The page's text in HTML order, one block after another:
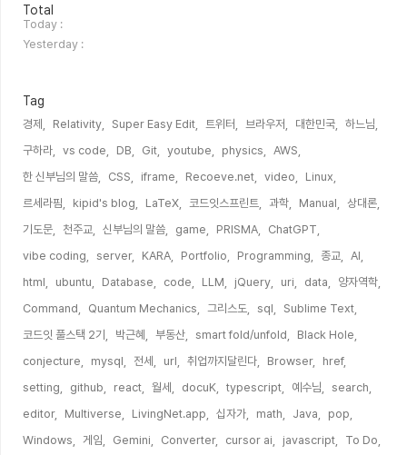
방
문
자
수
Total
Today :
Yesterday :
Tag
경제, Relativity, Super Easy Edit, 트위터, 브라우저, 대한민국,
하느님,
구하라,
vs code, DB, Git, youtube, physics,
AWS,
한 신부님의 말씀,
CSS, iframe, Recoeve.net, video,
Linux,
르세라핌,
kipid's blog, LaTeX, 코드잇스프린트, 과학, Manual,
상대론,
기도문,
천주교, 신부님의 말씀, game, PRISMA,
ChatGPT,
vibe coding,
server, KARA, Portfolio, Programming, 종교,
AI,
html,
ubuntu, Database, code, LLM, jQuery, uri, data,
양자역학,
Command,
Quantum Mechanics, 그리스도, sql,
Sublime Text,
코드잇 풀스택 2기,
박근혜, 부동산, smart fold/unfold,
Black Hole,
conjecture,
mysql, 전세, url, 취업까지달린다, Browser,
href,
setting,
github, react, 월세, docuK, typescript, 예수님,
search,
editor,
Multiverse, LivingNet.app, 십자가, math, Java,
pop,
Windows,
게임, Gemini, Converter, cursor ai, javascript, To Do,